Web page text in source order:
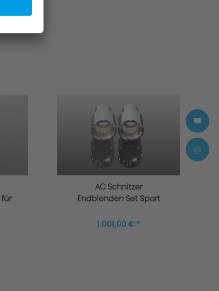
AC Schnitzer
Endblenden Set Sport
1.001,00 € *
@